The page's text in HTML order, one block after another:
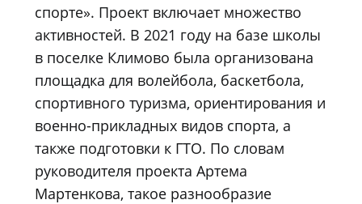
спорте». Проект включает множество
активностей. В 2021 году на базе школы
в поселке Климово была организована
площадка для волейбола, баскетбола,
спортивного туризма, ориентирования и
военно-прикладных видов спорта, а
также подготовки к ГТО. По словам
руководителя проекта Артема
Мартенкова, такое разнообразие